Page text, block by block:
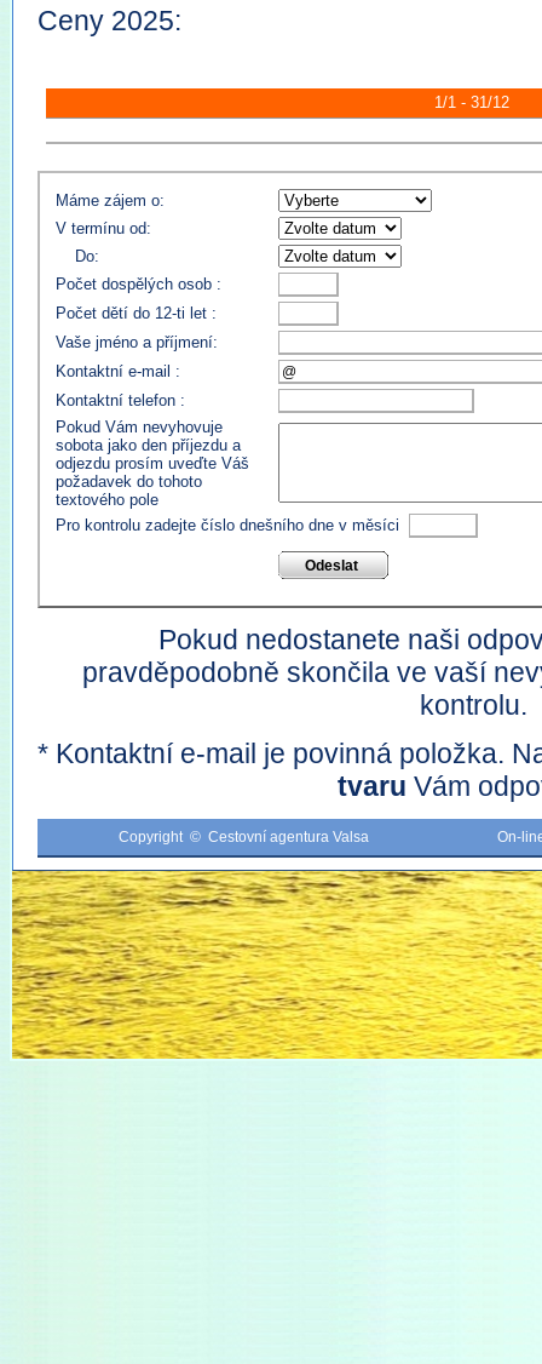
Ceny 2025:
1/1 - 31/12
Máme zájem o:
V termínu od:
Do:
Počet dospělých osob :
Počet dětí do 12-ti let :
Vaše jméno a příjmení:
Kontaktní e-mail :
Kontaktní telefon :
Pokud Vám nevyhovuje
sobota jako den příjezdu a
odjezdu prosím uveďte Váš
požadavek do tohoto
textového pole
Pro kontrolu zadejte číslo dnešního dne v měsíci
Pokud nedostanete naši
pravděpodobně skončila ve vaší
kontrolu.
* Kontaktní e-mail je povinná položka.
tvaru Vám
Copyright © Cestovní agentura Valsa On-